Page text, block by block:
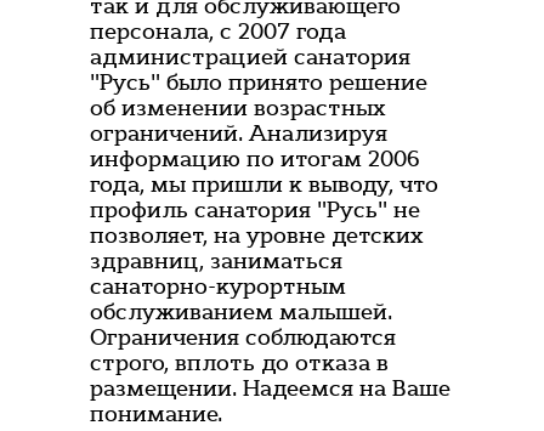
так и для обслуживающего
персонала, с 2007 года
администрацией санатория
"Русь" было принято решение
об изменении возрастных
ограничений. Анализируя
информацию по итогам 2006
года, мы пришли к выводу, что
профиль санатория "Русь" не
позволяет, на уровне детских
здравниц, заниматься
санаторно-курортным
обслуживанием малышей.
Ограничения соблюдаются
строго, вплоть до отказа в
размещении. Надеемся на Ваше
понимание.